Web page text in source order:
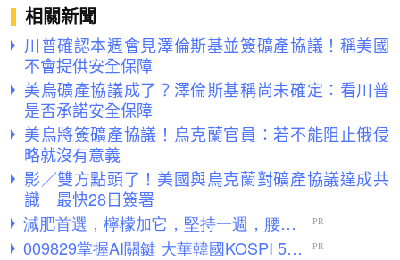
相關新聞
川普確認本週會見澤倫斯基並簽礦產協議！稱美國
不會提供安全保障
美烏礦產協議成了？澤倫斯基稱尚未確定：看川普
是否承諾安全保障
美烏將簽礦產協議！烏克蘭官員：若不能阻止俄侵
略就沒有意義
影／雙方點頭了！美國與烏克蘭對礦產協議達成共
識 最快28日簽署